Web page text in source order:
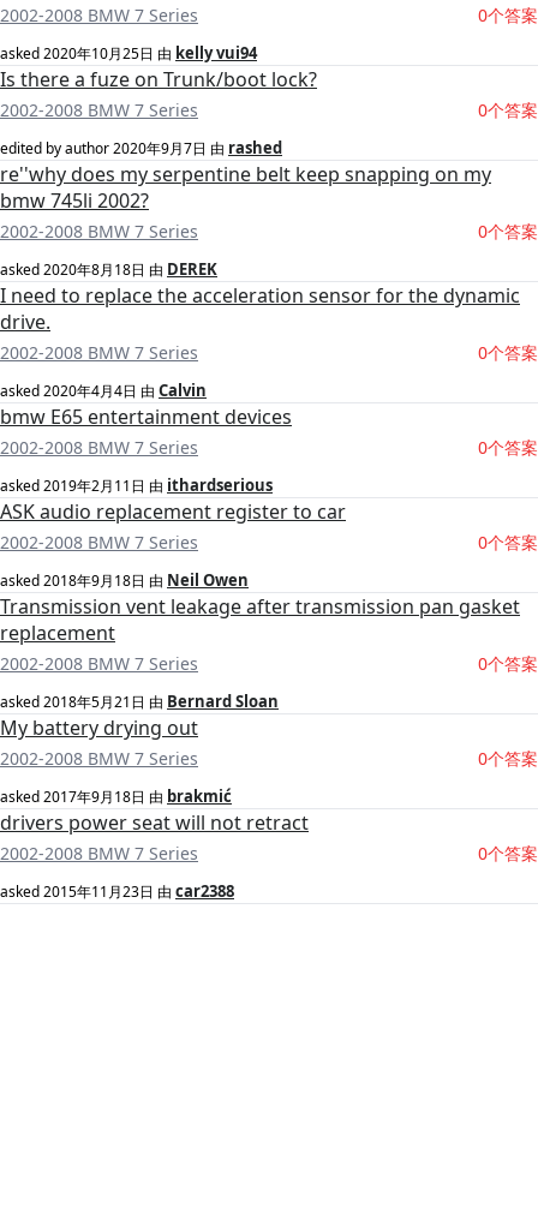
2002-2008 BMW 7 Series 0个答案
asked2020年10月25日 由 kelly vui94
Is there a fuze on Trunk/boot lock?
2002-2008 BMW 7 Series 0个答案
edited by author2020年9月7日 由 rashed
re''why does my serpentine belt keep snapping on my
bmw 745li 2002?
2002-2008 BMW 7 Series 0个答案
asked2020年8月18日 由 DEREK
I need to replace the acceleration sensor for the dynamic
drive.
2002-2008 BMW 7 Series 0个答案
asked2020年4月4日 由 Calvin
bmw E65 entertainment devices
2002-2008 BMW 7 Series 0个答案
asked2019年2月11日 由 ithardserious
ASK audio replacement register to car
2002-2008 BMW 7 Series 0个答案
asked2018年9月18日 由 Neil Owen
Transmission vent leakage after transmission pan gasket
replacement
2002-2008 BMW 7 Series 0个答案
asked2018年5月21日 由 Bernard Sloan
My battery drying out
2002-2008 BMW 7 Series 0个答案
asked2017年9月18日 由 brakmić
drivers power seat will not retract
2002-2008 BMW 7 Series 0个答案
asked2015年11月23日 由 car2388